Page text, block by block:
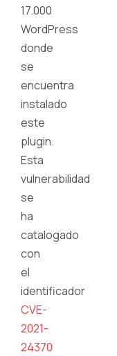
17.000
WordPress
donde
se
encuentra
instalado
este
plugin.
Esta
vulnerabilidad
se
ha
catalogado
con
el
identificador
CVE-
2021-
24370